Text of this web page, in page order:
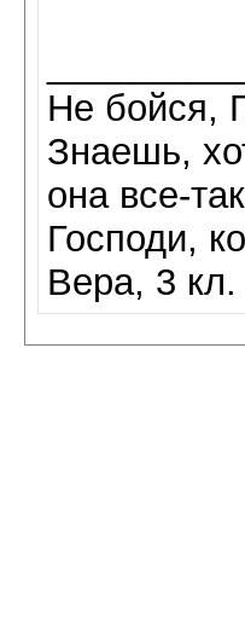
Не бойся,
Знаешь,
она все-
Господи,
Вера, 3 кл.